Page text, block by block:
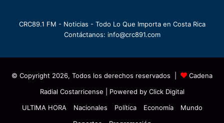
CRC89.1 FM - Noticias - Todo Lo Que Importa en Costa Rica
Contáctanos: info@crc891.com
© Copyright 2026, Todos los derechos reservados |
Cadena
Radial Costarricense | Powered by Click Digital
ULTIMA HORA
Nacionales Política Economía
Mundo